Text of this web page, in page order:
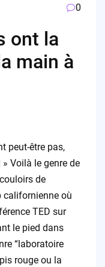
0
ont la
main à
peut-être pas,
Voilà le genre de
de
californienne où
TED sur
le pied dans
“laboratoire
rouge ou la